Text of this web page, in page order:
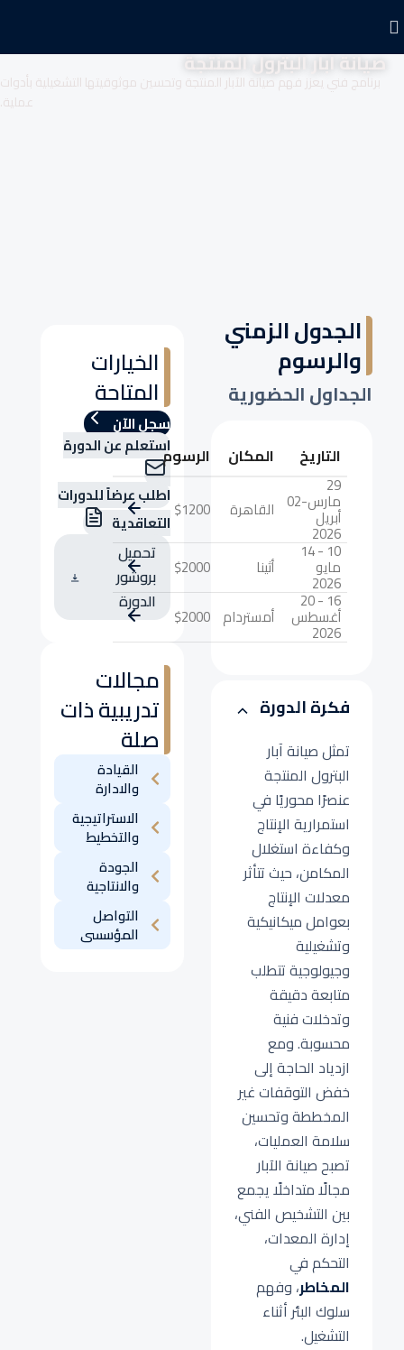
صيانة آبار البترول المنتجة
برنامج فني يعزز فهم صيانة الآبار المنتجة وتحسين موثوقيتها التشغيلية بأدوات
عملية.
الخيارات
المتاحة
سجل الآن
استعلم عن الدورة
اطلب عرضاً للدورات
التعاقدية
تحميل
بروشور
الدورة
مجالات
تدريبية ذات
صلة
القيادة
والادارة
الاستراتيجية
والتخطيط
الجودة
والانتاجية
التواصل
المؤسسى
الجدول الزمني
والرسوم
الجداول الحضورية
التاريخ المكان الرسوم
29
مارس-02
أبريل
2026
القاهرة
$1200
10 - 14
مايو
2026
أثينا
$2000
16 - 20
أغسطس
2026
أمستردام $2000
فكرة الدورة
تمثل صيانة آبار
البترول المنتجة
عنصرًا محوريًا في
استمرارية الإنتاج
وكفاءة استغلال
المكامن، حيث تتأثر
معدلات الإنتاج
بعوامل ميكانيكية
وتشغيلية
وجيولوجية تتطلب
متابعة دقيقة
وتدخلات فنية
محسوبة. ومع
ازدياد الحاجة إلى
خفض التوقفات غير
المخططة وتحسين
سلامة العمليات،
تصبح صيانة الآبار
مجالًا متداخلًا يجمع
بين التشخيص الفني،
إدارة المعدات،
التحكم في
المخاطر، وفهم
سلوك البئر أثناء
التشغيل.